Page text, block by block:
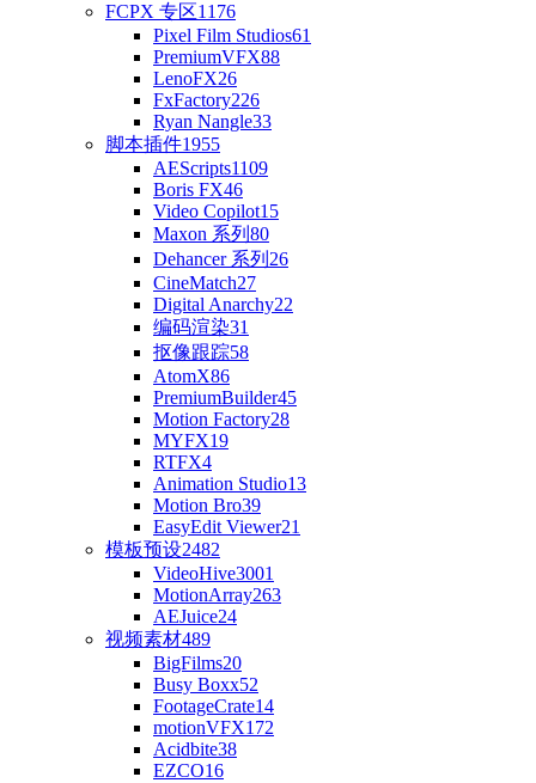
FCPX 专区1176
Pixel Film Studios61
PremiumVFX88
LenoFX26
FxFactory226
Ryan Nangle33
脚本插件1955
AEScripts1109
Boris FX46
Video Copilot15
Maxon 系列 80
Dehancer 系列 26
CineMatch27
Digital Anarchy22
编码渲染31
抠像跟踪58
AtomX86
PremiumBuilder45
Motion Factory28
MYFX19
RTFX4
Animation Studio13
Motion Bro39
EasyEdit Viewer21
模板预设2482
VideoHive3001
MotionArray263
AEJuice24
视频素材489
BigFilms20
Busy Boxx52
FootageCrate14
motionVFX172
Acidbite38
EZCO16